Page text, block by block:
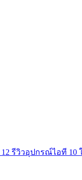
12 รีวิวอุปกรณ์ไอที 10